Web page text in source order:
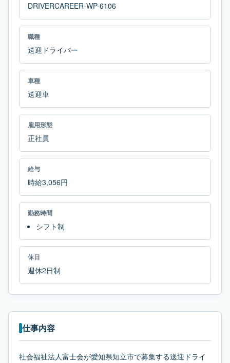
DRIVERCAREER-WP-6106
職種
送迎ドライバー
車種
送迎車
雇用形態
正社員
給与
時給3,056円
勤務時間
シフト制
休日
週休2日制
仕事内容
社会福祉法人富士会が愛知県知立市で募集する送迎ドライ